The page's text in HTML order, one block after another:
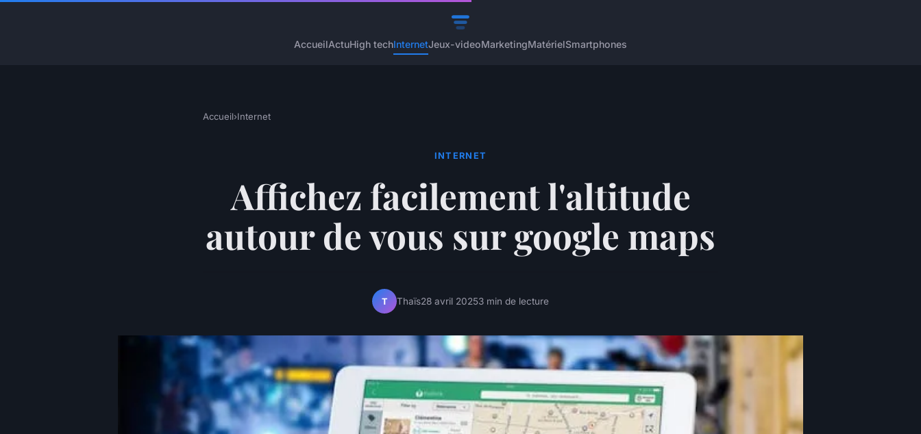
AccueilActuHigh techInternetJeux-videoMarketingMatérielSmartphones
Accueil›Internet
INTERNET
Affichez facilement l'altitude
autour de vous sur google maps
T Thaïs28 avril 20253 min de lecture